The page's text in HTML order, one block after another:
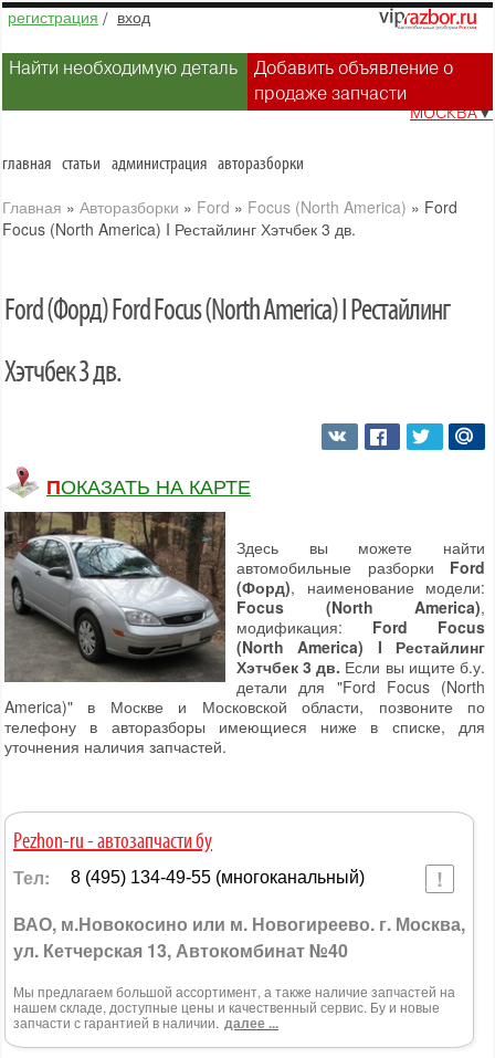
регистрация / вход
Найти необходимую деталь
Добавить объявление о
продаже запчасти
МОСКВА▼
главная статьи администрация авторазборки
Главная » Авторазборки » Ford » Focus (North America) » Ford
Focus (North America) I Рестайлинг Хэтчбек 3 дв.
Ford (Форд) Ford Focus (North America) I Рестайлинг
Хэтчбек 3 дв.
ПОКАЗАТЬ НА КАРТЕ
Здесь вы можете найти
автомобильные разборки Ford
(Форд), наименование модели:
Focus (North America),
модификация: Ford Focus
(North America) I Рестайлинг
Хэтчбек 3 дв. Если вы ищите б.у.
детали для "Ford Focus (North
America)" в Москве и Московской области, позвоните по
телефону в авторазборы имеющиеся ниже в списке, для
уточнения наличия запчастей.
Pezhon-ru - автозапчасти бу
Тел: 8 (495) 134-49-55 (многоканальный)
ВАО, м.Новокосино или м. Новогиреево. г. Москва,
ул. Кетчерская 13, Автокомбинат №40
Мы предлагаем большой ассортимент, а также наличие запчастей на
нашем складе, доступные цены и качественный сервис. Бу и новые
запчасти с гарантией в наличии. далее ...